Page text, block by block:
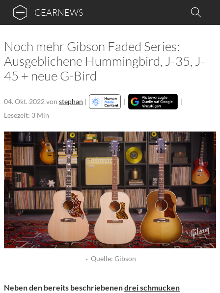
GEARNEWS
Noch mehr Gibson Faded Series:
Ausgeblichene Hummingbird, J-35, J-
45 + neue G-Bird
04. Okt. 2022 von stephan | |
|
Lesezeit: 3 Min
· Quelle: Gibson
Neben den bereits beschriebenendrei schmucken